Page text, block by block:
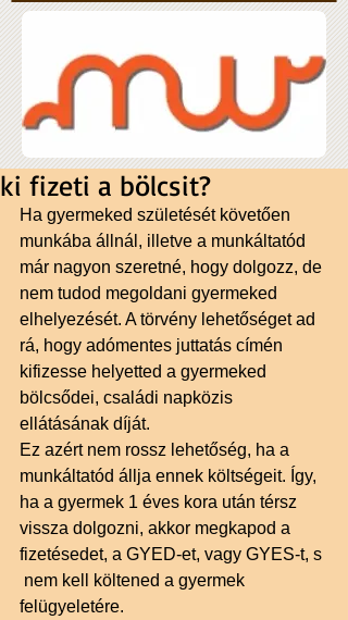
ki fizeti a bölcsit?
Ha gyermeked születését követően
munkába állnál, illetve a munkáltatód
már nagyon szeretné, hogy dolgozz, de
nem tudod megoldani gyermeked
elhelyezését. A törvény lehetőséget ad
rá, hogy adómentes juttatás címén
kifizesse helyetted a gyermeked
bölcsődei, családi napközis
ellátásának díját.
Ez azért nem rossz lehetőség, ha a
munkáltatód állja ennek költségeit. Így,
ha a gyermek 1 éves kora után térsz
vissza dolgozni, akkor megkapod a
fizetésedet, a GYED-et, vagy GYES-t, s
nem kell költened a gyermek
felügyeletére.